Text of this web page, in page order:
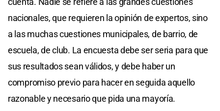
nacionales, que requieren la opinión de expertos, sino
a las muchas cuestiones municipales, de barrio, de
escuela, de club. La encuesta debe ser seria para que
sus resultados sean válidos, y debe haber un
compromiso previo para hacer en seguida aquello
razonable y necesario que pida una mayoría.